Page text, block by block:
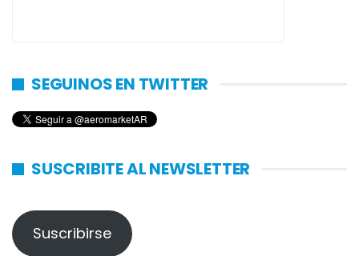
SEGUINOS EN TWITTER
SUSCRIBITE AL NEWSLETTER
Suscribirse